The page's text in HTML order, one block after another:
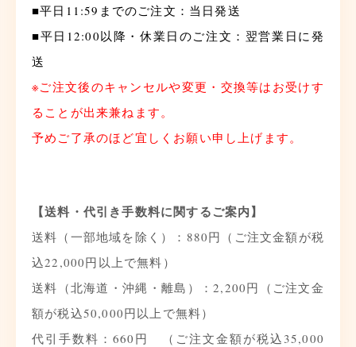
■平日11:59までのご注文：当日発送
■平日12:00以降・休業日のご注文：翌営業日に発
送
※ご注文後のキャンセルや変更・ 交換等はお受けす
ることが出来兼ねます。
予めご了承のほど宜しくお願い申し上げます。
【送料・代引き手数料に関するご案内】
送料（一部地域を除く）：880円（ご注文金額が税
込22,000円以上で無料）
送料（北海道・沖縄・離島）：2,200円（ ご注文金
額が税込50,000円以上で無料）
代引手数料：660円 （ご注文金額が税込35,000